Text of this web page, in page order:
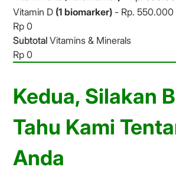
Vitamin D (1 biomarker) - Rp. 550.000
Subtotal Vitamins & Minerals
Subtotal
Kedua, Silakan
Tahu Kami
Anda